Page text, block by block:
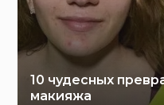
10 чудесных
макияжа